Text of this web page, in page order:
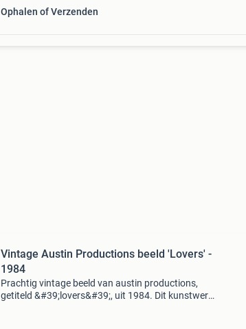
Ophalen of Verzenden
Vintage Austin Productions beeld 'Lovers' -
1984
Prachtig vintage beeld van austin productions,
getiteld &#39;lovers&#39;, uit 1984. Dit kunstwerk